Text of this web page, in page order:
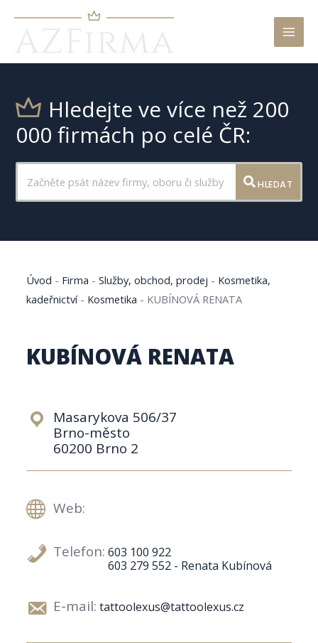
Hledejte ve více než 200
000 firmách po celé ČR:
HLEDAT
Úvod - Firma -Služby, obchod, prodej - Kosmetika,
kadeřnictví- Kosmetika - KUBÍNOVÁ RENATA
KUBÍNOVÁ RENATA
Masarykova 506/37
Brno-město
60200 Brno 2
Web:
Telefon: 603 100 922
603 279 552 - Renata Kubínová
E-mail: tattoolexus@tattoolexus.cz